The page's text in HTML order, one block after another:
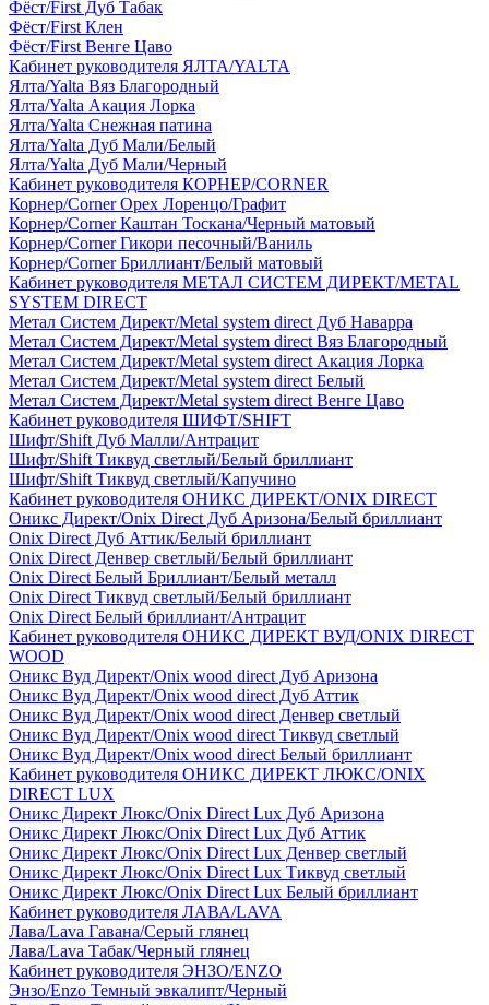
Фёст/First Дуб Табак
Фёст/First Клен
Фёст/First Венге Цаво
Кабинет руководителя ЯЛТА/YALTA
Ялта/Yalta Вяз Благородный
Ялта/Yalta Акация Лорка
Ялта/Yalta Снежная патина
Ялта/Yalta Дуб Мали/Белый
Ялта/Yalta Дуб Мали/Черный
Кабинет руководителя КОРНЕР/CORNER
Корнер/Corner Орех Лоренцо/Графит
Корнер/Corner Каштан Тоскана/Черный матовый
Корнер/Corner Гикори песочный/Ваниль
Корнер/Corner Бриллиант/Белый матовый
Кабинет руководителя МЕТАЛ СИСТЕМ ДИРЕКТ/METAL
SYSTEM DIRECT
Метал Систем Директ/Metal system direct Дуб Наварра
Метал Систем Директ/Metal system direct Вяз Благородный
Метал Систем Директ/Metal system direct Акация Лорка
Метал Систем Директ/Metal system direct Белый
Метал Систем Директ/Metal system direct Венге Цаво
Кабинет руководителя ШИФТ/SHIFT
Шифт/Shift Дуб Малли/Антрацит
Шифт/Shift Тиквуд светлый/Белый бриллиант
Шифт/Shift Тиквуд светлый/Капучино
Кабинет руководителя ОНИКС ДИРЕКТ/ONIX DIRECT
Оникс Директ/Onix Direct Дуб Аризона/Белый бриллиант
Onix Direct Дуб Аттик/Белый бриллиант
Onix Direct Денвер светлый/Белый бриллиант
Onix Direct Белый Бриллиант/Белый металл
Onix Direct Тиквуд светлый/Белый бриллиант
Onix Direct Белый бриллиант/Антрацит
Кабинет руководителя ОНИКС ДИРЕКТ ВУД/ONIX DIRECT
WOOD
Оникс Вуд Директ/Onix wood direct Дуб Аризона
Оникс Вуд Директ/Onix wood direct Дуб Аттик
Оникс Вуд Директ/Onix wood direct Денвер светлый
Оникс Вуд Директ/Onix wood direct Тиквуд светлый
Оникс Вуд Директ/Onix wood direct Белый бриллиант
Кабинет руководителя ОНИКС ДИРЕКТ ЛЮКС/ONIX
DIRECT LUX
Оникс Директ Люкс/Onix Direct Lux Дуб Аризона
Оникс Директ Люкс/Onix Direct Lux Дуб Аттик
Оникс Директ Люкс/Onix Direct Lux Денвер светлый
Оникс Директ Люкс/Onix Direct Lux Тиквуд светлый
Оникс Директ Люкс/Onix Direct Lux Белый бриллиант
Кабинет руководителя ЛАВА/LAVA
Лава/Lava Гавана/Серый глянец
Лава/Lava Табак/Черный глянец
Кабинет руководителя ЭНЗО/ENZO
Энзо/Enzo Темный эвкалипт/Черный